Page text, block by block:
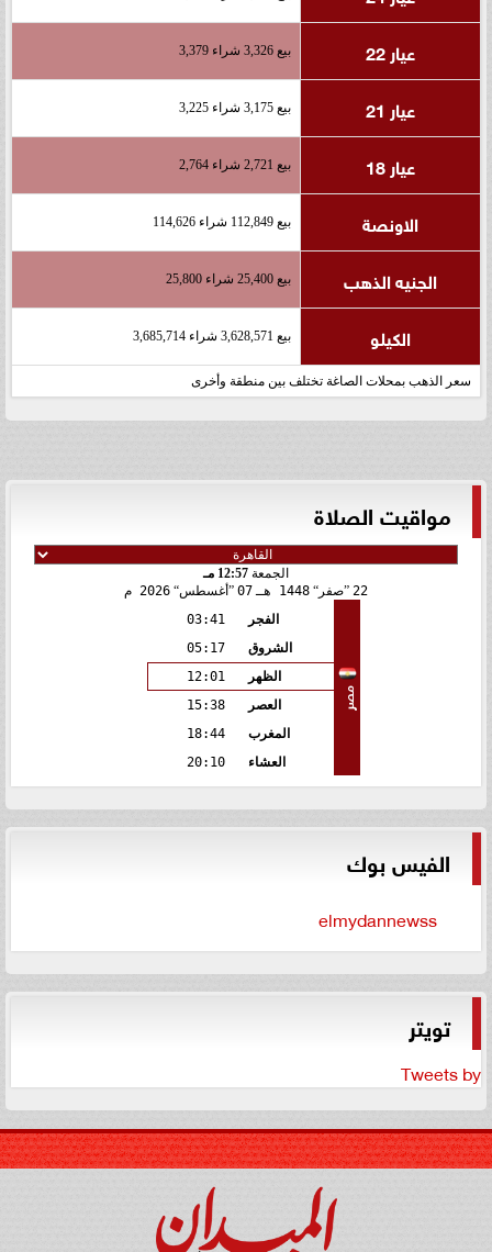
عيار 22 بيع 3,326 شراء 3,379
عيار 21 بيع 3,175 شراء 3,225
عيار 18 بيع 2,721 شراء 2,764
الاونصة بيع 112,849 شراء 114,626
الجنيه الذهب بيع 25,400 شراء 25,800
الكيلو بيع 3,628,571 شراء 3,685,714
سعر الذهب بمحلات الصاغة تختلف بين منطقة وأخرى
مواقيت الصلاة
الجمعة 12:57 مـ
22 صفر 1448 هـ 07 أغسطس 2026 م
مصر
الفجر
03:41
الشروق
05:17
الظهر
12:01
العصر
15:38
المغرب
18:44
العشاء
20:10
الفيس بوك
elmydannewss
تويتر
Tweets by